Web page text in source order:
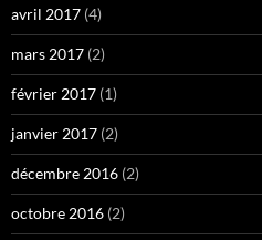
avril 2017 (4)
mars 2017 (2)
février 2017 (1)
janvier 2017 (2)
décembre 2016 (2)
octobre 2016 (2)